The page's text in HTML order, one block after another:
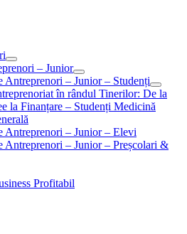
– Junior
Antreprenori – Junior – Studenți
în rândul Tinerilor: De la
la Finanțare – Studenți Medicină
Antreprenori – Junior – Elevi
Antreprenori – Junior – Preșcolari &
Profitabil